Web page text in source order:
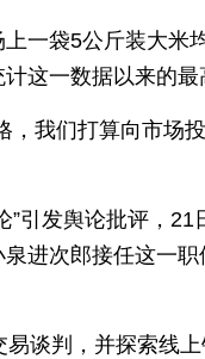
一袋5公斤装大米
这一数据以来的最
我们打算向市场
引发舆论批评，
进次郎接任这一
谈判，并探索线